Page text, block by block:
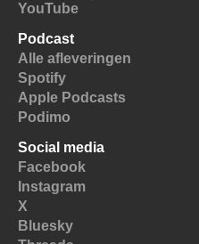
YouTube
Podcast
Alle afleveringen
Spotify
Apple Podcasts
Podimo
Social media
Facebook
Instagram
X
Bluesky